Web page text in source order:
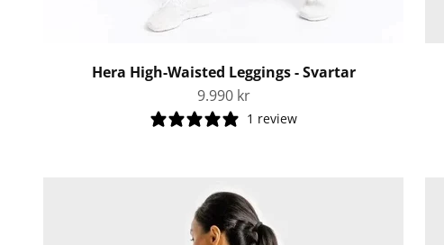
Hera High-Waisted Leggings - Svartar
Tilboðsverð
9.990 kr
1 review